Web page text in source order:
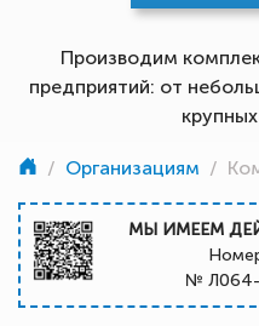
Производим
предприятий: от
/ Организациям /
МЫ ИМЕЕМ
№ Л064-